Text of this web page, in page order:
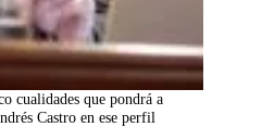
cualidades que pondrá a
Castro en ese perfil